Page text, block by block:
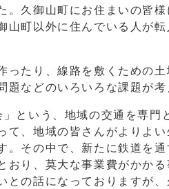
久御山町にお住まいの皆
町以外に住んでいる人が
ったり、線路を敷くための
などのいろいろな課題が考
という、地域の交通を専門
て、地域の皆さんがよりよ
その中で、新たに鉄道を
り、莫大な事業費がかか
の話になっておりますが、